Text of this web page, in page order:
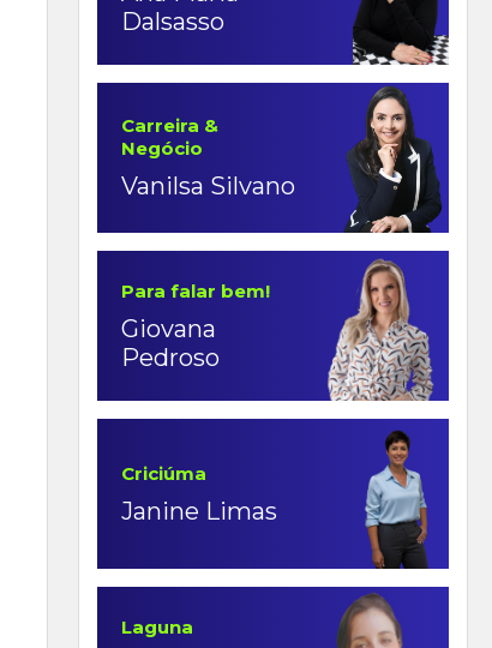
Dalsasso
Carreira &
Negócio
Vanilsa Silvano
Para falar bem!
Giovana
Pedroso
Criciúma
Janine Limas
Laguna